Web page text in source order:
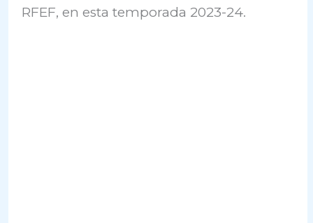
RFEF, en esta temporada 2023-24.